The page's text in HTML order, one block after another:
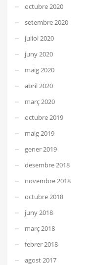
octubre 2020
setembre 2020
juliol 2020
juny 2020
maig 2020
abril 2020
març 2020
octubre 2019
maig 2019
gener 2019
desembre 2018
novembre 2018
octubre 2018
juny 2018
març 2018
febrer 2018
agost 2017